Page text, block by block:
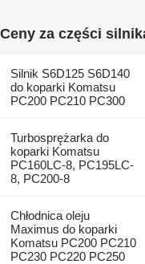
Ceny za części
Silnik S6D125 S6D140
do koparki Komatsu
PC200 PC210 PC300
Turbosprężarka do
koparki Komatsu
PC160LC-8, PC195LC-
8, PC200-8
Chłodnica oleju
Maximus do koparki
Komatsu PC200 PC210
PC230 PC220 PC250